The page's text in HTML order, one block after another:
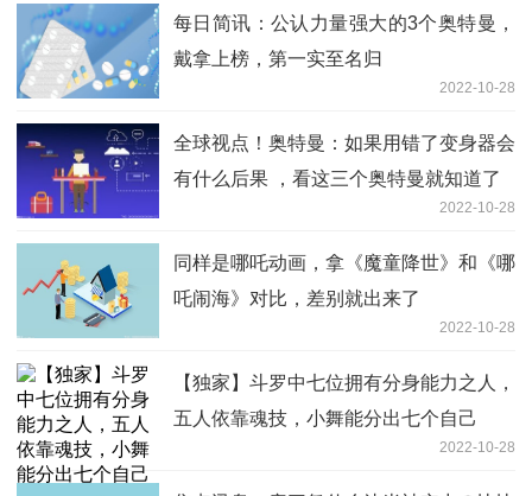
每日简讯：公认力量强大的3个奥特曼，
戴拿上榜，第一实至名归
2022-10-28
全球视点！奥特曼：如果用错了变身器会
有什么后果 ，看这三个奥特曼就知道了
2022-10-28
同样是哪吒动画，拿《魔童降世》和《哪
吒闹海》对比，差别就出来了
2022-10-28
【独家】斗罗中七位拥有分身能力之人，
五人依靠魂技，小舞能分出七个自己
2022-10-28